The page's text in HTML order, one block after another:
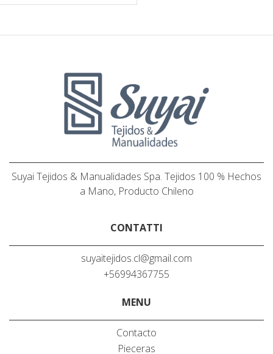
Suyai Tejidos & Manualidades Spa. Tejidos 100 % Hechos
a Mano, Producto Chileno
CONTATTI
suyaitejidos.cl@gmail.com
+56994367755
MENU
Contacto
Pieceras